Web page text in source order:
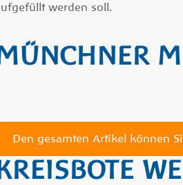
werden soll.
Den gesamten Artikel können